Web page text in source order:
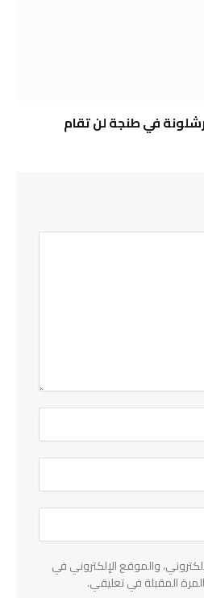
في طنجة لن تقام
والموقع الإلكتروني في
المقبلة في تعليقي.